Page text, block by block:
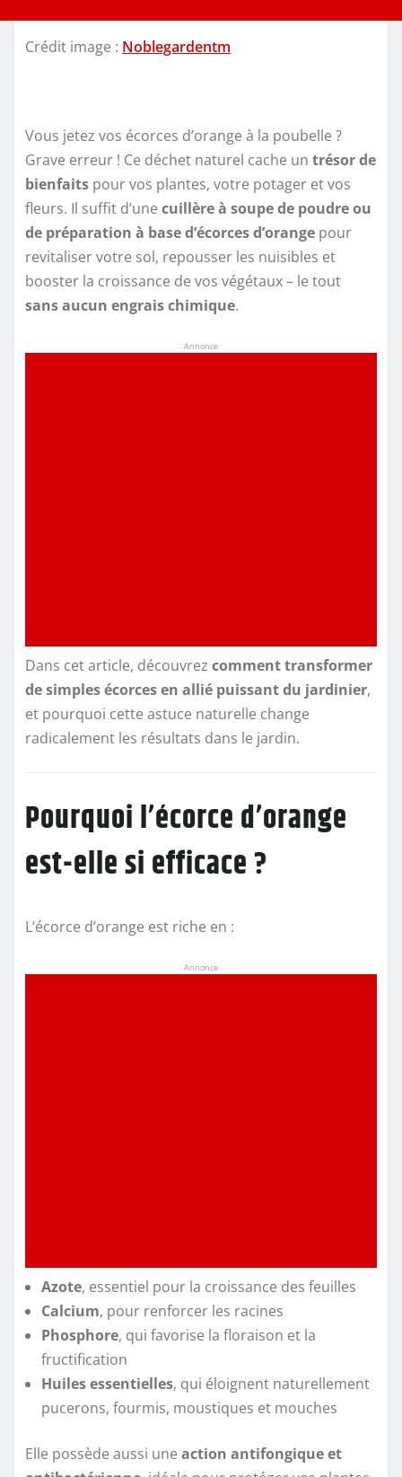
Crédit image : Noblegardentm
Vous jetez vos écorces d’orange à la poubelle ?
Grave erreur ! Ce déchet naturel cache un trésor de
bienfaits pour vos plantes, votre potager et vos
fleurs. Il suffit d’une cuillère à soupe de poudre ou
de préparation à base d’écorces d’orange pour
revitaliser votre sol, repousser les nuisibles et
booster la croissance de vos végétaux – le tout
sans aucun engrais chimique.
Annonce
Dans cet article, découvrez comment transformer
de simples écorces en allié puissant du jardinier,
et pourquoi cette astuce naturelle change
radicalement les résultats dans le jardin.
Pourquoi l’écorce d’orange
est-elle si efficace ?
L’écorce d’orange est riche en :
Annonce
Azote, essentiel pour la croissance des feuilles
Calcium, pour renforcer les racines
Phosphore, qui favorise la floraison et la
fructification
Huiles essentielles, qui éloignent naturellement
pucerons, fourmis, moustiques et mouches
Elle possède aussi une action antifongique et